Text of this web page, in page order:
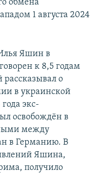
обмена
1 августа 2024
Яшин в
к 8,5 годам
о
в украинской
экс-
освобождён в
между
в Германию. В
Яшина,
получило